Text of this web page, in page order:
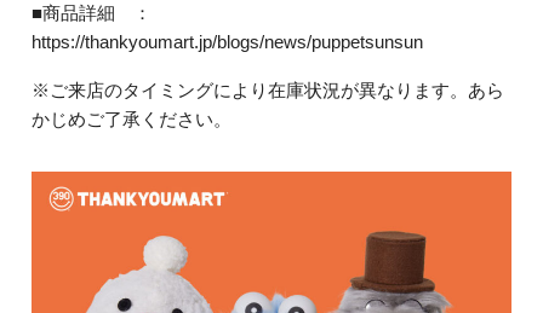
■商品詳細 ：
https://thankyoumart.jp/blogs/news/puppetsunsun
※ご来店のタイミングにより在庫状況が異なります。あら
かじめご了承ください。